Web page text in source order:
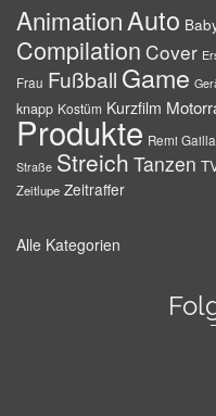
AnimationAuto
Compilation Cover
Frau Fußball Game
knapp Kostüm Kurzfilm
Produkte Remi
Straße Streich Tanzen
Zeitlupe Zeitraffer
Alle Kategorien